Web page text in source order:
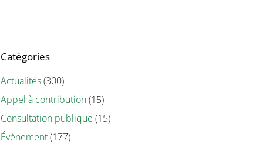
Catégories
Actualités(300)
Appel à contribution(15)
Consultation publique (15)
Évènement(177)